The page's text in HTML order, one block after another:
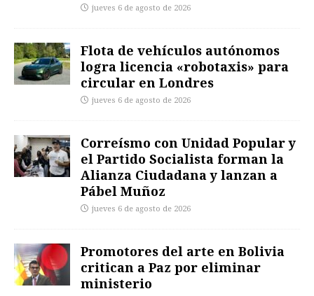
jueves 6 de agosto de 2026
Flota de vehículos autónomos
logra licencia «robotaxis» para
circular en Londres
jueves 6 de agosto de 2026
Correísmo con Unidad Popular y
el Partido Socialista forman la
Alianza Ciudadana y lanzan a
Pábel Muñoz
jueves 6 de agosto de 2026
Promotores del arte en Bolivia
critican a Paz por eliminar
ministerio